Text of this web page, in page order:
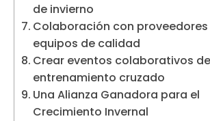
de invierno
Colaboración con
equipos de calidad
Crear eventos colaborativos de
entrenamiento cruzado
Una Alianza Ganadora para el
Crecimiento Invernal